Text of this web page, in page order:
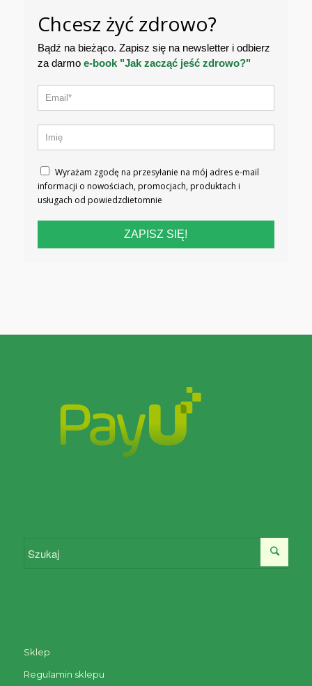
Chcesz żyć zdrowo?
Bądź na bieżąco. Zapisz się na newsletter i odbierz
za darmo e-book "Jak zacząć jeść zdrowo?"
Wyrażam zgodę na przesyłanie na mój adres e-mail
informacji o nowościach, promocjach, produktach i
usługach od powiedzdietomnie
ZAPISZ SIĘ!
Sklep
Regulamin sklepu